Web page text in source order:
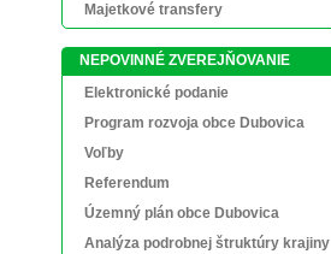
Majetkové transfery
NEPOVINNÉ ZVEREJŇOVANIE
Elektronické podanie
Program rozvoja obce Dubovica
Voľby
Referendum
Územný plán obce Dubovica
Analýza podrobnej štruktúry krajiny